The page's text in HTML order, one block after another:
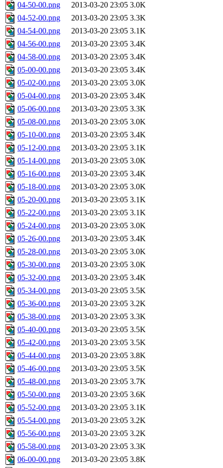
04-50-00.png
2013-03-20 23:05 3.0K
04-52-00.png
2013-03-20 23:05 3.3K
04-54-00.png
2013-03-20 23:05 3.1K
04-56-00.png
2013-03-20 23:05 3.4K
04-58-00.png
2013-03-20 23:05 3.4K
05-00-00.png
2013-03-20 23:05 3.4K
05-02-00.png
2013-03-20 23:05 3.0K
05-04-00.png
2013-03-20 23:05 3.4K
05-06-00.png
2013-03-20 23:05 3.3K
05-08-00.png
2013-03-20 23:05 3.0K
05-10-00.png
2013-03-20 23:05 3.4K
05-12-00.png
2013-03-20 23:05 3.1K
05-14-00.png
2013-03-20 23:05 3.0K
05-16-00.png
2013-03-20 23:05 3.4K
05-18-00.png
2013-03-20 23:05 3.0K
05-20-00.png
2013-03-20 23:05 3.1K
05-22-00.png
2013-03-20 23:05 3.1K
05-24-00.png
2013-03-20 23:05 3.0K
05-26-00.png
2013-03-20 23:05 3.4K
05-28-00.png
2013-03-20 23:05 3.0K
05-30-00.png
2013-03-20 23:05 3.0K
05-32-00.png
2013-03-20 23:05 3.4K
05-34-00.png
2013-03-20 23:05 3.5K
05-36-00.png
2013-03-20 23:05 3.2K
05-38-00.png
2013-03-20 23:05 3.3K
05-40-00.png
2013-03-20 23:05 3.5K
05-42-00.png
2013-03-20 23:05 3.5K
05-44-00.png
2013-03-20 23:05 3.8K
05-46-00.png
2013-03-20 23:05 3.5K
05-48-00.png
2013-03-20 23:05 3.7K
05-50-00.png
2013-03-20 23:05 3.6K
05-52-00.png
2013-03-20 23:05 3.1K
05-54-00.png
2013-03-20 23:05 3.2K
05-56-00.png
2013-03-20 23:05 3.2K
05-58-00.png
2013-03-20 23:05 3.3K
06-00-00.png
2013-03-20 23:05 3.8K